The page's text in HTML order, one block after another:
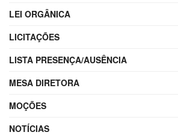
LEI ORGÂNICA
LICITAÇÕES
LISTA PRESENÇA/AUSÊNCIA
MESA DIRETORA
MOÇÕES
NOTÍCIAS